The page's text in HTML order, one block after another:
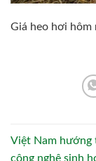
Giá heo hơi hôm
Việt Nam hướng
công nghệ sinh